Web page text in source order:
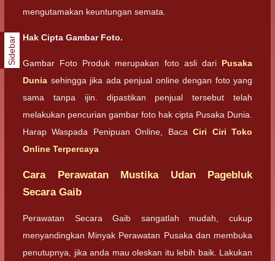
mengutamakan keuntungan semata.
Hak Cipta Gambar Foto.
Gambar Foto Produk merupakan foto asli dari Pusaka
Dunia sehingga jika ada penjual online dengan foto yang
sama tanpa ijin. dipastikan penjual tersebut telah
melakukan pencurian gambar foto hak cipta Pusaka Dunia.
Harap Waspada Penipuan Online, BacaCiri Ciri Toko
Online Terpercaya
Cara Perawatan Mustika Udan Pagebluk
Secara Gaib
Perawatan Secara Gaib sangatlah mudah, cukup
menyandingkan Minyak Perawatan Pusaka dan membuka
penutupnya, jika anda mau oleskan itu lebih baik. Lakukan
Sidebar